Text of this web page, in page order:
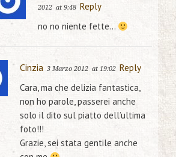
2012 at 9:48 Reply
no no niente fette…
Cinzia 3 Marzo 2012 at 19:02 Reply
Cara, ma che delizia fantastica,
non ho parole, passerei anche
solo il dito sul piatto dell’ultima
foto!!!
Grazie, sei stata gentile anche